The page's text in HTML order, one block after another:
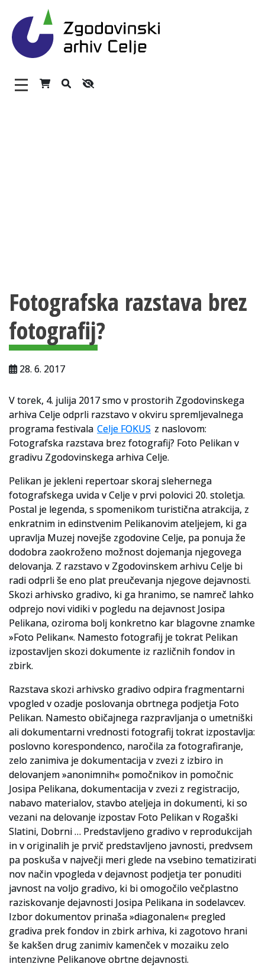
Zgodovinski arhiv Celje –
Glavni meni
Vloga za upravne namene
Vloga za čitalnico
Vodnik po fondih in zbirkah
VAČ – VIRTUALNA ARHIVSKA ČITALNICA
Za ustvarjalce
Strokovna usposabljanja za uslužbence
Gradivo
Register ustvarjalcev
Arhivske škatle
Projekti
Slovenski elektronski arhiv
Anonimka
Virtualni.ZAC
Publikacije
Fotografska razstava brez
fotografij?
28. 6. 2017
V torek, 4. julija 2017 smo v prostorih Zgodovinskega
arhiva Celje odprli razstavo v okviru spremljevalnega
programa festivala Celje FOKUS z naslovom:
Fotografska razstava brez fotografij? Foto Pelikan v
gradivu Zgodovinskega arhiva Celje.
Pelikan je jekleni repertoar skoraj slehernega
fotografskega uvida v Celje v prvi polovici 20. stoletja.
Postal je legenda, s spomenikom turistična atrakcija, z
enkratnim in edinstvenim Pelikanovim ateljejem, ki ga
upravlja Muzej novejše zgodovine Celje, pa ponuja že
dodobra zaokroženo možnost dojemanja njegovega
delovanja. Z razstavo v Zgodovinskem arhivu Celje bi
radi odprli še eno plat preučevanja njegove dejavnosti.
Skozi arhivsko gradivo, ki ga hranimo, se namreč lahko
odprejo novi vidiki v pogledu na dejavnost Josipa
Pelikana, oziroma bolj konkretno kar blagovne znamke
»Foto Pelikan«. Namesto fotografij je tokrat Pelikan
izpostavljen skozi dokumente iz različnih fondov in
zbirk.
Razstava skozi arhivsko gradivo odpira fragmentarni
vpogled v ozadje poslovanja obrtnega podjetja Foto
Pelikan. Namesto običajnega razpravljanja o umetniški
ali dokumentarni vrednosti fotografij tokrat izpostavlja:
poslovno korespondenco, naročila za fotografiranje,
zelo zanimiva je dokumentacija v zvezi z izbiro in
delovanjem »anonimnih« pomočnikov in pomočnic
Josipa Pelikana, dokumentacija v zvezi z registracijo,
nabavo materialov, stavbo ateljeja in dokumenti, ki so
vezani na delovanje izpostav Foto Pelikan v Rogaški
Slatini, Dobrni … Predstavljeno gradivo v reprodukcijah
in v originalih je prvič predstavljeno javnosti, predvsem
pa poskuša v največji meri glede na vsebino tematizirati
nov način vpogleda v dejavnost podjetja ter ponuditi
javnost na voljo gradivo, ki bi omogočilo večplastno
raziskovanje dejavnosti Josipa Pelikana in sodelavcev.
Izbor dokumentov prinaša »diagonalen« pregled
gradiva prek fondov in zbirk arhiva, ki zagotovo hrani
še kakšen drug zanimiv kamenček v mozaiku zelo
intenzivne Pelikanove obrtne dejavnosti.